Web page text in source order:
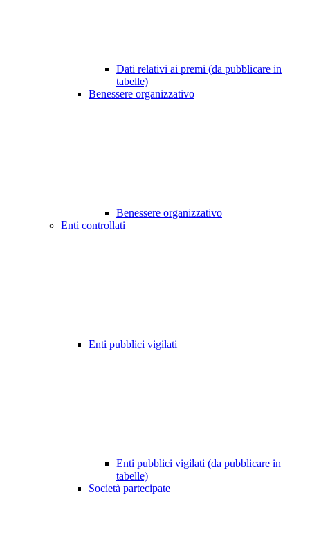
Dati relativi ai premi (da pubblicare in
tabelle)
Benessere organizzativo
Benessere organizzativo
Enti controllati
Enti pubblici vigilati
Enti pubblici vigilati (da pubblicare in
tabelle)
Società partecipate